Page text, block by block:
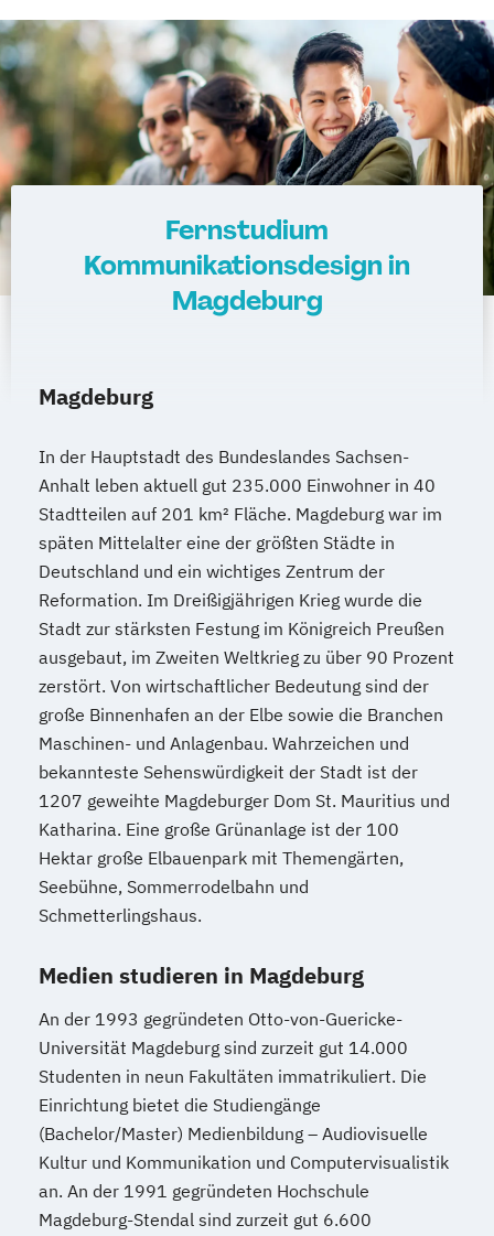
Fernstudium
Kommunikationsdesign in
Magdeburg
Magdeburg
In der Hauptstadt des Bundeslandes Sachsen-
Anhalt leben aktuell gut 235.000 Einwohner in 40
Stadtteilen auf 201 km² Fläche. Magdeburg war im
späten Mittelalter eine der größten Städte in
Deutschland und ein wichtiges Zentrum der
Reformation. Im Dreißigjährigen Krieg wurde die
Stadt zur stärksten Festung im Königreich Preußen
ausgebaut, im Zweiten Weltkrieg zu über 90 Prozent
zerstört. Von wirtschaftlicher Bedeutung sind der
große Binnenhafen an der Elbe sowie die Branchen
Maschinen- und Anlagenbau. Wahrzeichen und
bekannteste Sehenswürdigkeit der Stadt ist der
1207 geweihte Magdeburger Dom St. Mauritius und
Katharina. Eine große Grünanlage ist der 100
Hektar große Elbauenpark mit Themengärten,
Seebühne, Sommerrodelbahn und
Schmetterlingshaus.
Medien studieren in Magdeburg
An der 1993 gegründeten Otto-von-Guericke-
Universität Magdeburg sind zurzeit gut 14.000
Studenten in neun Fakultäten immatrikuliert. Die
Einrichtung bietet die Studiengänge
(Bachelor/Master) Medienbildung – Audiovisuelle
Kultur und Kommunikation und Computervisualistik
an. An der 1991 gegründeten Hochschule
Magdeburg-Stendal sind zurzeit gut 6.600